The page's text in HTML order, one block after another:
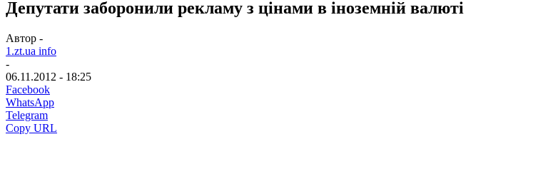
Депутати заборонили рекламу з цінами в іноземній валюті
Автор -
1.zt.ua info
-
06.11.2012 - 18:25
Facebook
WhatsApp
Telegram
Copy URL